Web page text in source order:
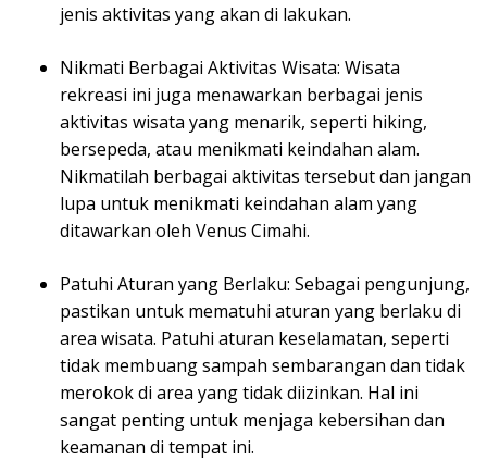
jenis aktivitas yang akan di lakukan.
Nikmati Berbagai Aktivitas Wisata: Wisata
rekreasi ini juga menawarkan berbagai jenis
aktivitas wisata yang menarik, seperti hiking,
bersepeda, atau menikmati keindahan alam.
Nikmatilah berbagai aktivitas tersebut dan jangan
lupa untuk menikmati keindahan alam yang
ditawarkan oleh Venus Cimahi.
Patuhi Aturan yang Berlaku: Sebagai pengunjung,
pastikan untuk mematuhi aturan yang berlaku di
area wisata. Patuhi aturan keselamatan, seperti
tidak membuang sampah sembarangan dan tidak
merokok di area yang tidak diizinkan. Hal ini
sangat penting untuk menjaga kebersihan dan
keamanan di tempat ini.